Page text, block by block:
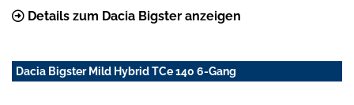
Details zum Dacia Bigster anzeigen
Dacia Bigster Mild Hybrid TCe 140 6-Gang